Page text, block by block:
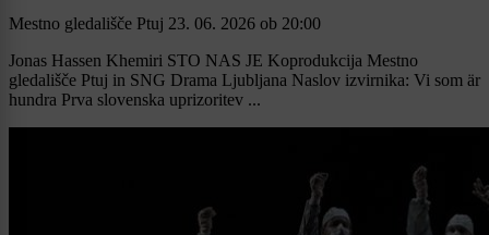
Mestno gledališče Ptuj 23. 06. 2026 ob 20:00
Jonas Hassen Khemiri STO NAS JE Koprodukcija Mestno
gledališče Ptuj in SNG Drama Ljubljana Naslov izvirnika: Vi som är
hundra Prva slovenska uprizoritev ...